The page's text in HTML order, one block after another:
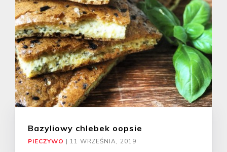
Bazyliowy chlebek oopsie
PIECZYWO | 11 WRZEŚNIA, 2019